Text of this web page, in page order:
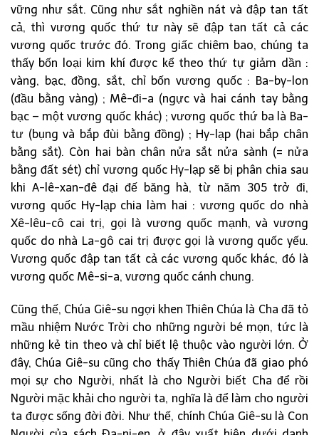
vững như sắt. Cũng như sắt nghiền nát và đập tan tất
cả, thì vương quốc thứ tư này sẽ đập tan tất cả các
vương quốc trước đó. Trong giấc chiêm bao, chúng ta
thấy bốn loại kim khí được kể theo thứ tự giảm dần :
vàng, bạc, đồng, sắt, chỉ bốn vương quốc : Ba-by-lon
(đầu bằng vàng) ; Mê-đi-a (ngực và hai cánh tay bằng
bạc – một vương quốc khác) ; vương quốc thứ ba là Ba-
tư (bụng và bắp đùi bằng đồng) ; Hy-lạp (hai bắp chân
bằng sắt). Còn hai bàn chân nửa sắt nửa sành (= nửa
bằng đất sét) chỉ vương quốc Hy-lạp sẽ bị phân chia sau
khi A-lê-xan-đê đại đế băng hà, từ năm 305 trở đi,
vương quốc Hy-lạp chia làm hai : vương quốc do nhà
Xê-lêu-cô cai trị, gọi là vương quốc mạnh, và vương
quốc do nhà La-gô cai trị được gọi là vương quốc yếu.
Vương quốc đập tan tất cả các vương quốc khác, đó là
vương quốc Mê-si-a, vương quốc cánh chung.
Cũng thế, Chúa Giê-su ngợi khen Thiên Chúa là Cha đã tỏ
mầu nhiệm Nước Trời cho những người bé mọn, tức là
những kẻ tin theo và chỉ biết lệ thuộc vào người lớn. Ở
đây, Chúa Giê-su cũng cho thấy Thiên Chúa đã giao phó
mọi sự cho Người, nhất là cho Người biết Cha để rồi
Người mặc khải cho người ta, nghĩa là để làm cho người
ta được sống đời đời. Như thế, chính Chúa Giê-su là Con